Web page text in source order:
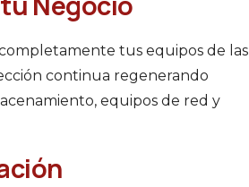
tus equipos de las
continua regenerando
equipos de red y